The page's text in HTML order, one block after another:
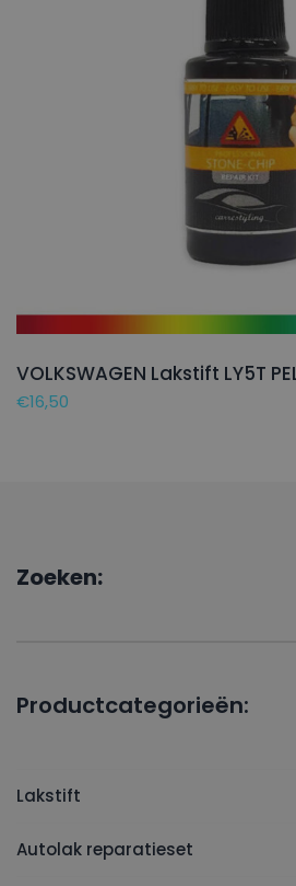
VOLKSWAGEN Lakstift LY5T
€16,50
Zoeken:
Productcategorieën:
Lakstift
Autolak reparatieset